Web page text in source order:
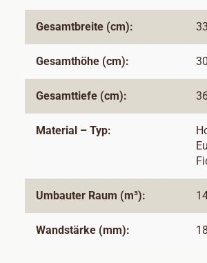
Gesamtbreite (cm):
Gesamthöhe (cm):
Gesamttiefe (cm):
Material – Typ:
Umbauter Raum (m³):
Wandstärke (mm):